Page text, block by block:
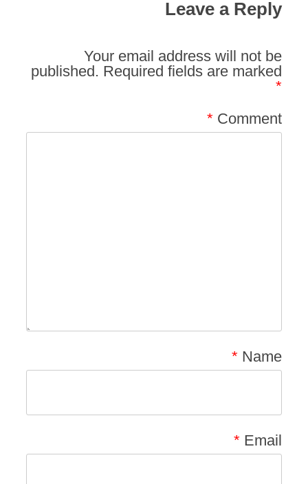
Leave a Reply
Your email address will not be
published. Required fields are marked
*
Comment
*
Name
*
Email
*